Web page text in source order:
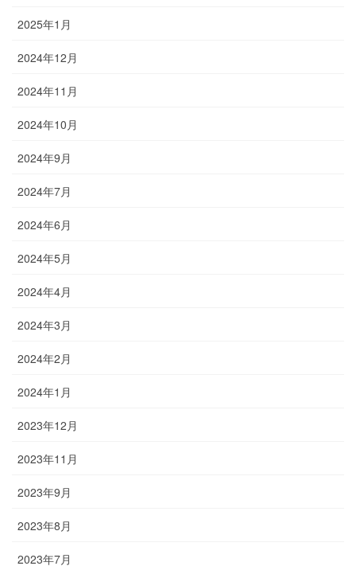
2025年1月
2024年12月
2024年11月
2024年10月
2024年9月
2024年7月
2024年6月
2024年5月
2024年4月
2024年3月
2024年2月
2024年1月
2023年12月
2023年11月
2023年9月
2023年8月
2023年7月